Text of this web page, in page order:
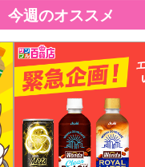
休業日
今週のオススメ